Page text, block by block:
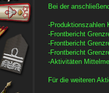
Bei der
-Produktionszahlen
-Frontbericht
-Frontbericht
-Frontbericht
-Aktivitäten
Für die weiteren